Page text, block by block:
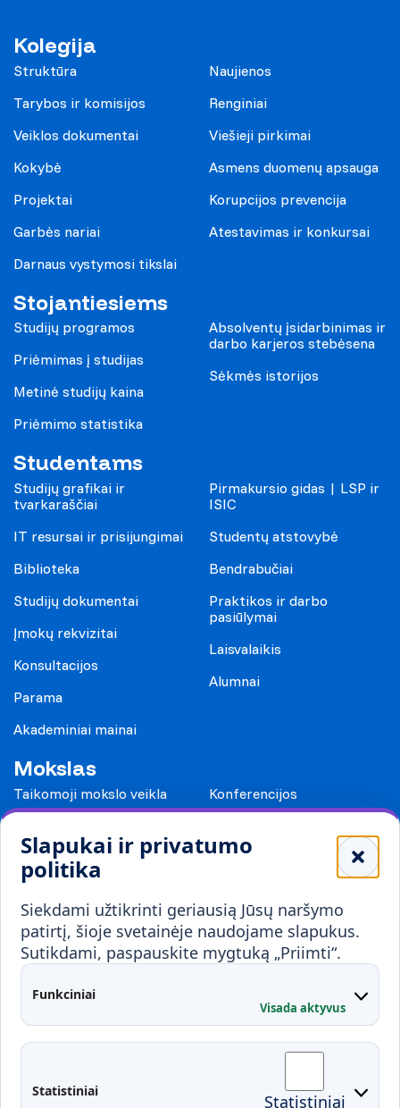
Slapukai ir privatumo
politika
Siekdami užtikrinti geriausią Jūsų naršymo
patirtį, šioje svetainėje naudojame slapukus.
Sutikdami, paspauskite mygtuką „Priimti“.
Funkciniai
Visada aktyvus
Statistiniai Statistiniai
Kolegija
Struktūra
Tarybos ir komisijos
Veiklos dokumentai
Kokybė
Projektai
Garbės nariai
Darnaus vystymosi tikslai
Naujienos
Renginiai
Viešieji pirkimai
Asmens duomenų apsauga
Korupcijos prevencija
Atestavimas ir konkursai
Stojantiesiems
Studijų programos
Priėmimas į studijas
Metinė studijų kaina
Priėmimo statistika
Absolventų įsidarbinimas ir
darbo karjeros stebėsena
Sėkmės istorijos
Studentams
Studijų grafikai ir
tvarkaraščiai
IT resursai ir prisijungimai
Biblioteka
Studijų dokumentai
Įmokų rekvizitai
Konsultacijos
Parama
Akademiniai mainai
Pirmakursio gidas | LSP ir
ISIC
Studentų atstovybė
Bendrabučiai
Praktikos ir darbo
pasiūlymai
Laisvalaikis
Alumnai
Mokslas
Taikomoji mokslo veikla
Konferencijos
Mokykloms
Visuomenei ir verslui
Mokymai ir konsultavimas
Partnerystės
Karjera
Kontaktai
Administracija
Fakultetai
Studentų atstovybė